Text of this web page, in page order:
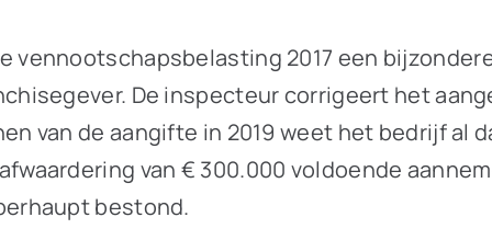
2017 een
De inspecteur corrigeert het
van de aangifte in 2019 weet het bedrijf al
van € 300.000 voldoende
bestond.